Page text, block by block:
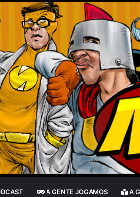
A GENTE JOGAMOS A